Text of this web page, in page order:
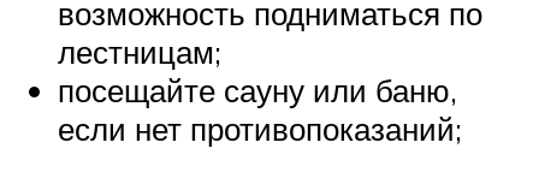
возможность подниматься по
лестницам;
посещайте сауну или баню,
если нет противопоказаний;